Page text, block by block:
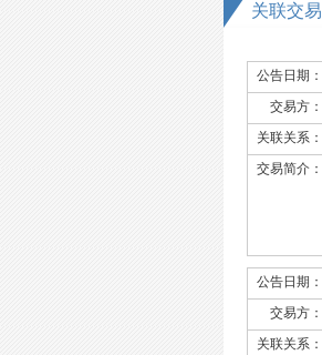
关联交易
公告日期：
交易方：
关联关系：
交易简介：
公告日期：
交易方：
关联关系：